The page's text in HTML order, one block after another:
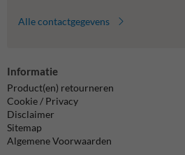
Alle contactgegevens
Informatie
Product(en) retourneren
Cookie / Privacy
Disclaimer
Sitemap
Algemene Voorwaarden